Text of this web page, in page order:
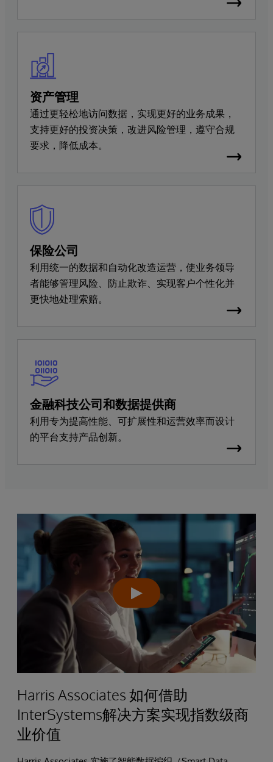
资产管理
通过更轻松地访问数据，实现更好的业务成果，
支持更好的投资决策，改进风险管理，遵守合规
要求，降低成本。
保险公司
利用统一的数据和自动化改造运营，使业务领导
者能够管理风险、防止欺诈、实现客户个性化并
更快地处理索赔。
金融科技公司和数据提供商
利用专为提高性能、可扩展性和运营效率而设计
的平台支持产品创新。
Harris Associates 如何借助
InterSystems解决方案实现指数级商
业价值